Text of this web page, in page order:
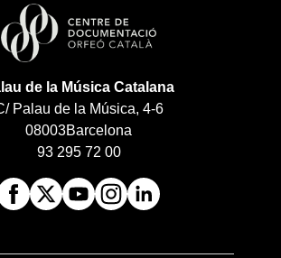
de la Música Catalana
Palau de la Música, 4-6
08003Barcelona
93 295 72 00